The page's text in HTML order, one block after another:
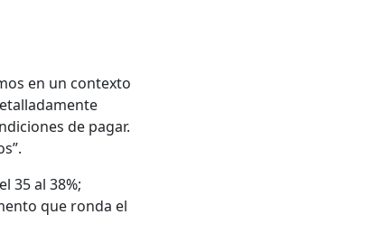
en un contexto
de pagar.
35 al 38%;
que ronda el